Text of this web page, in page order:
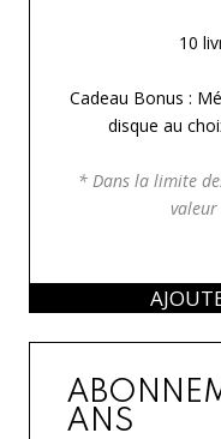
10
Cadeau Bonus :
disque au
* Dans la limite
ANS